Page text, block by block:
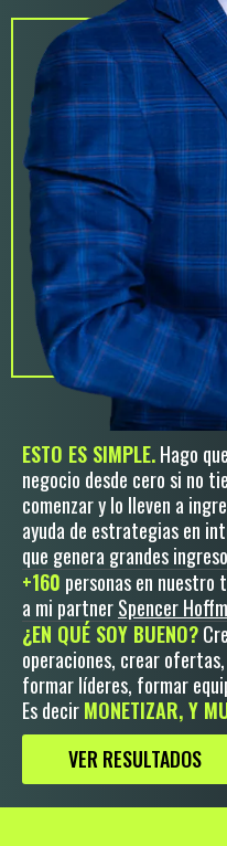
ESTO ES SIMPLE.Hago
negocio desde cero si no
comenzar y lo lleven a
ayuda de estrategias en
que genera grandes
+160 personas en nuestro
a mi partnerSpencer
¿EN QUÉ SOY BUENO?
operaciones, crear
formar líderes, formar
Es decirMONETIZAR, Y
VER RESULTADOS